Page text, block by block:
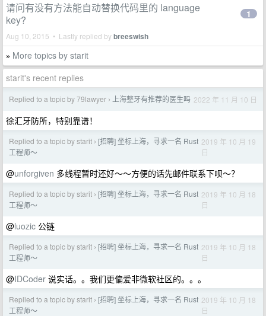
请问有没有方法能自动替换代码里的 language
key?
Aug 10, 2015 • Lastly replied bybreeswish
1
» More topics by starit
starit's recent replies
Replied to a topic by 79lawyer › 上海整牙有推荐的医生吗 2022 年 11 月 10 日
徐汇牙防所，特别靠谱！
Replied to a topic by starit › [招聘] 坐标上海，寻求一名 Rust
工程师～
2019 年 10 月 19
日
@unforgiven 多线程暂时还好～～方便的话先邮件联系下呗～？
Replied to a topic by starit › [招聘] 坐标上海，寻求一名 Rust
工程师～
2019 年 10 月 18
日
@luozic 公链
Replied to a topic by starit › [招聘] 坐标上海，寻求一名 Rust
工程师～
2019 年 10 月 18
日
@IDCoder 说实话。。我们更偏爱非微软社区的。。。
Replied to a topic by starit › [招聘] 坐标上海，寻求一名 Rust
工程师～
2019 年 10 月 18
日